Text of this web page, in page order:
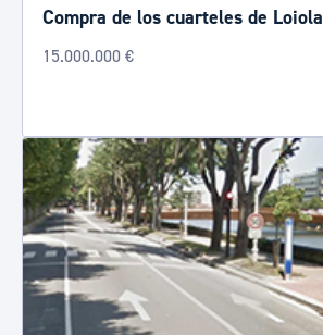
Compra de los cuarteles de Loiola
15.000.000 €